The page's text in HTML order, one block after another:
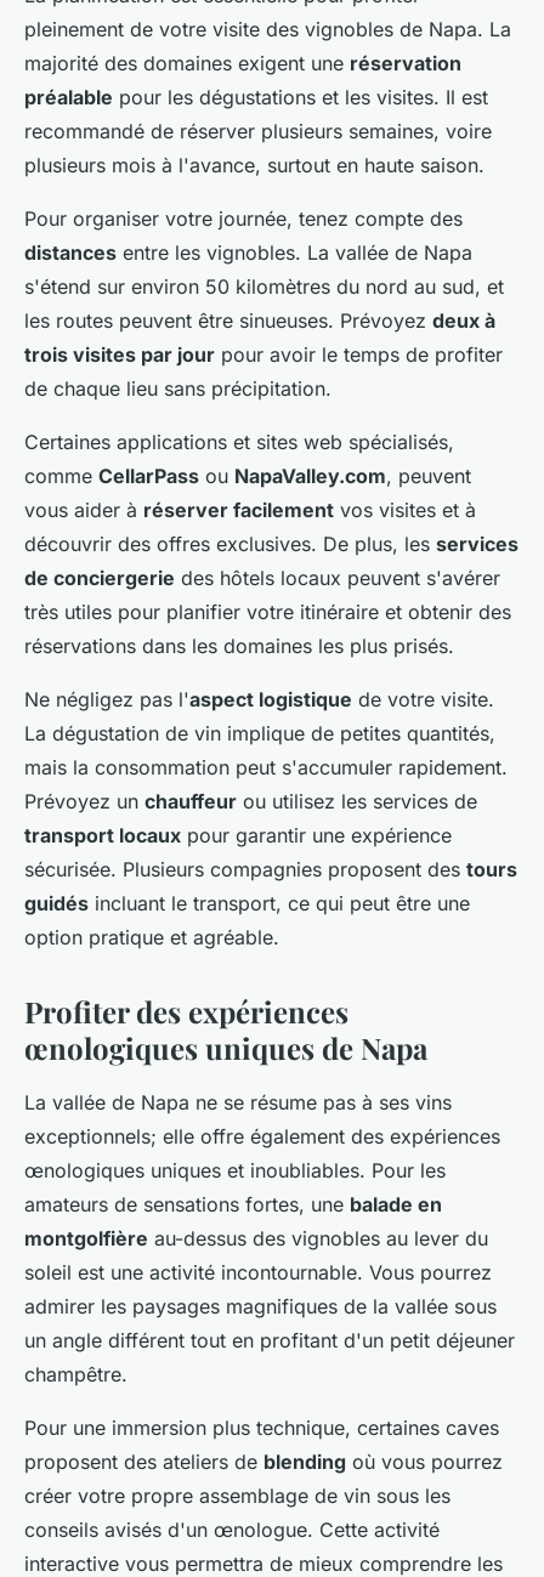
pleinement de votre visite des vignobles de Napa. La
majorité des domaines exigent une réservation
préalable pour les dégustations et les visites. Il est
recommandé de réserver plusieurs semaines, voire
plusieurs mois à l'avance, surtout en haute saison.
Pour organiser votre journée, tenez compte des
distances entre les vignobles. La vallée de Napa
s'étend sur environ 50 kilomètres du nord au sud, et
les routes peuvent être sinueuses. Prévoyez deux à
trois visites par jour pour avoir le temps de profiter
de chaque lieu sans précipitation.
Certaines applications et sites web spécialisés,
comme CellarPass ou NapaValley.com, peuvent
vous aider à réserver facilement vos visites et à
découvrir des offres exclusives. De plus, les services
de conciergerie des hôtels locaux peuvent s'avérer
très utiles pour planifier votre itinéraire et obtenir des
réservations dans les domaines les plus prisés.
Ne négligez pas l'aspect logistique de votre visite.
La dégustation de vin implique de petites quantités,
mais la consommation peut s'accumuler rapidement.
Prévoyez un chauffeur ou utilisez les services de
transport locaux pour garantir une expérience
sécurisée. Plusieurs compagnies proposent des tours
guidés incluant le transport, ce qui peut être une
option pratique et agréable.
Profiter des expériences
œnologiques uniques de Napa
La vallée de Napa ne se résume pas à ses vins
exceptionnels; elle offre également des expériences
œnologiques uniques et inoubliables. Pour les
amateurs de sensations fortes, une balade en
montgolfière au-dessus des vignobles au lever du
soleil est une activité incontournable. Vous pourrez
admirer les paysages magnifiques de la vallée sous
un angle différent tout en profitant d'un petit déjeuner
champêtre.
Pour une immersion plus technique, certaines caves
proposent des ateliers de blending où vous pourrez
créer votre propre assemblage de vin sous les
conseils avisés d'un œnologue. Cette activité
interactive vous permettra de mieux comprendre les